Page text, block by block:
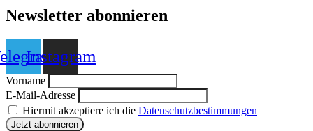
Newsletter abonnieren
Instagram
Vorname
E-Mail-Adresse
Hiermit akzeptiere ich die Datenschutzbestimmungen